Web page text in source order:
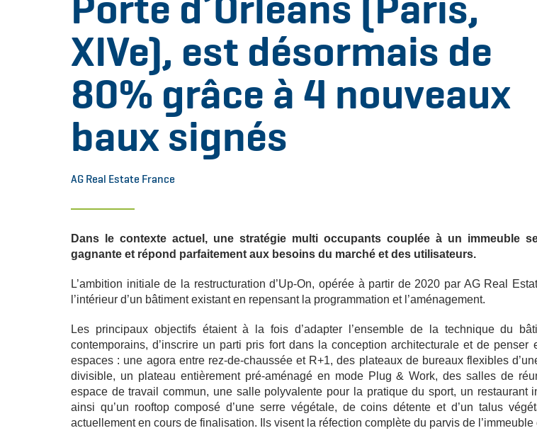
XIVe), est désormais de
80% grâce à 4 nouveaux
baux signés
AG Real Estate France
Dans le contexte actuel, une stratégie multi occupants couplée à un immeuble
gagnante et répond parfaitement aux besoins du marché et des utilisateurs.
L’ambition initiale de la restructuration d’Up-On, opérée à partir de 2020 par AG Real
l’intérieur d’un bâtiment existant en repensant la programmation et l’aménagement.
Les principaux objectifs étaient à la fois d’adapter l’ensemble de la technique du
contemporains, d’inscrire un parti pris fort dans la conception architecturale et de penser
espaces : une agora entre rez-de-chaussée et R+1, des plateaux de bureaux flexibles
divisible, un plateau entièrement pré-aménagé en mode Plug & Work, des salles de
espace de travail commun, une salle polyvalente pour la pratique du sport, un restaurant
ainsi qu’un rooftop composé d’une serre végétale, de coins détente et d’un talus
actuellement en cours de finalisation. Ils visent la réfection complète du parvis de l’immeuble